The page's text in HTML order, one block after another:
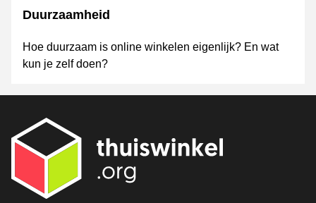
Duurzaamheid
Hoe duurzaam is online winkelen eigenlijk? En wat
kun je zelf doen?